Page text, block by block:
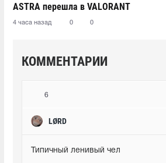
ASTRA перешла в VALORANT
4 часа назад 0 0
КОММЕНТАРИИ
6
LØRD
Типичный ленивый чел